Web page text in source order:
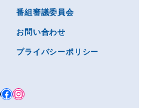
番組審議委員会
お問い合わせ
プライバシーポリシー
Facebook
Instagram